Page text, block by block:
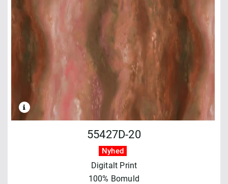
55427D-20
Nyhed
Digitalt Print
100% Bomuld